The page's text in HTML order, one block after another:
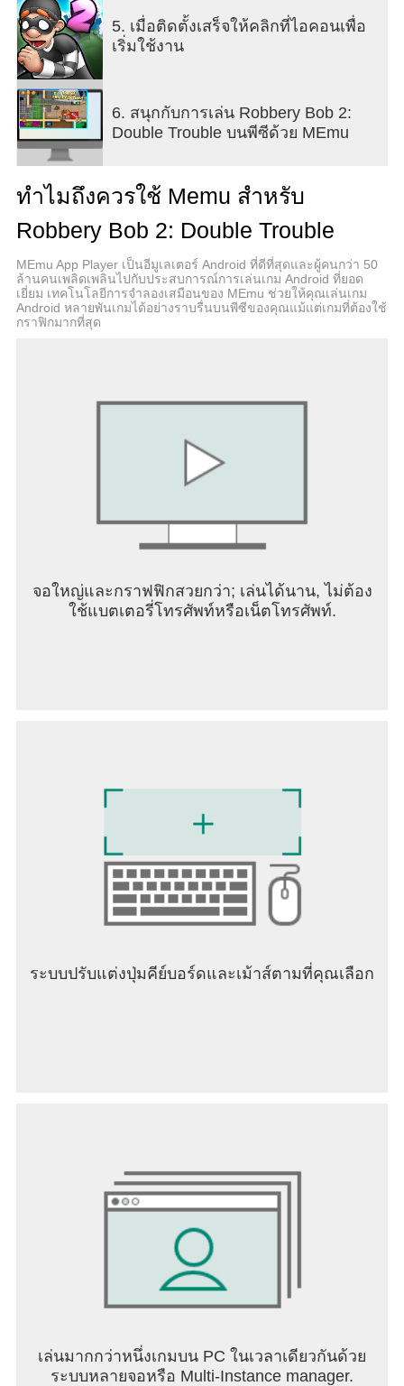
5. เมื่อติดตั้งเสร็จให้คลิกที่ไอคอนเพื่อ
เริ่มใช้งาน
6. สนุกกับการเล่น Robbery Bob 2:
Double Trouble บนพีซีด้วย MEmu
ทำไมถึงควรใช้ Memu สำหรับ
Robbery Bob 2: Double Trouble
MEmu App Player เป็นอีมูเลเตอร์ Android ที่ดีที่สุดและผู้คนกว่า 50
ล้านคนเพลิดเพลินไปกับประสบการณ์การเล่นเกม Android ที่ยอด
เยี่ยม เทคโนโลยีการจำลองเสมือนของ MEmu ช่วยให้คุณเล่นเกม
Android หลายพันเกมได้อย่างราบรื่นบนพีซีของคุณแม้แต่เกมที่ต้องใช้
กราฟิกมากที่สุด
จอใหญ่และกราฟฟิกสวยกว่า; เล่นได้นาน, ไม่ต้อง
ใช้แบตเตอรี่โทรศัพท์หรือเน็ตโทรศัพท์.
ระบบปรับแต่งปุ่มคีย์บอร์ดและเม้าส์ตามที่คุณเลือก
เล่นมากกว่าหนึ่งเกมบน PC ในเวลาเดียวกันด้วย
ระบบหลายจอหรือ Multi-Instance manager.